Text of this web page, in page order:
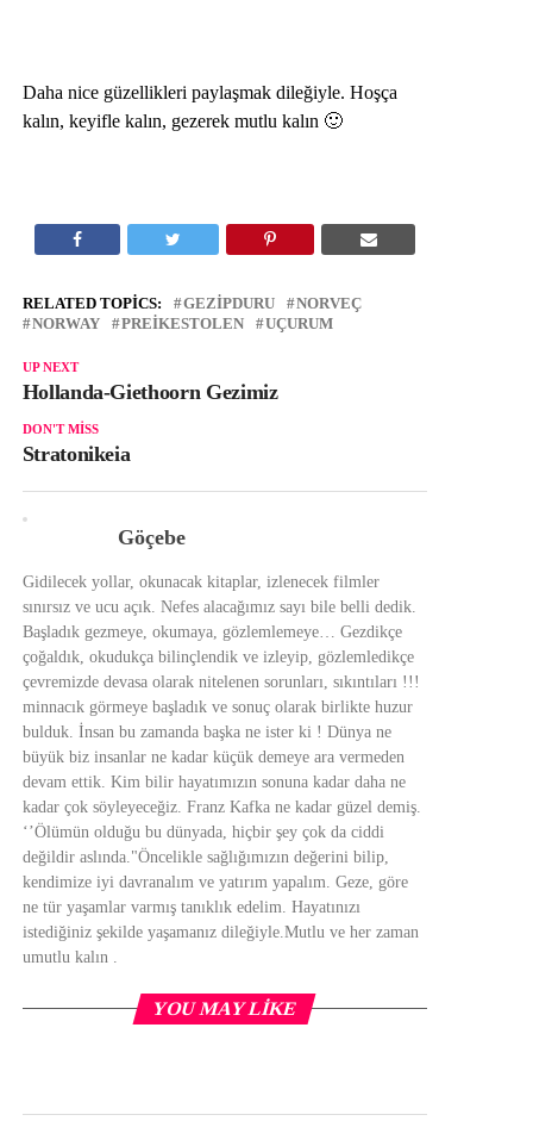
Daha nice güzellikleri paylaşmak dileğiyle. Hoşça
kalın, keyifle kalın, gezerek mutlu kalın 🙂
RELATED TOPICS: GEZIPDURU
NORVEÇ
NORWAY
PREIKESTOLEN UÇURUM
UP NEXT
Hollanda-Giethoorn Gezimiz
DON'T MISS
Stratonikeia
Göçebe
Gidilecek yollar, okunacak kitaplar, izlenecek filmler
sınırsız ve ucu açık. Nefes alacağımız sayı bile belli dedik.
Başladık gezmeye, okumaya, gözlemlemeye… Gezdikçe
çoğaldık, okudukça bilinçlendik ve izleyip, gözlemledikçe
çevremizde devasa olarak nitelenen sorunları, sıkıntıları !!!
minnacık görmeye başladık ve sonuç olarak birlikte huzur
bulduk. İnsan bu zamanda başka ne ister ki ! Dünya ne
büyük biz insanlar ne kadar küçük demeye ara vermeden
devam ettik. Kim bilir hayatımızın sonuna kadar daha ne
kadar çok söyleyeceğiz. Franz Kafka ne kadar güzel demiş.
‘’Ölümün olduğu bu dünyada, hiçbir şey çok da ciddi
değildir aslında."Öncelikle sağlığımızın değerini bilip,
kendimize iyi davranalım ve yatırım yapalım. Geze, göre
ne tür yaşamlar varmış tanıklık edelim. Hayatınızı
istediğiniz şekilde yaşamanız dileğiyle.Mutlu ve her zaman
umutlu kalın .
YOU MAY LIKE